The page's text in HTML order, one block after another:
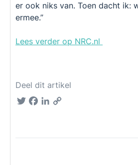
er ook niks van. Toen dacht ik:
ermee.”
Lees verder op NRC.nl
Deel dit artikel
TwitterFacebook
LinkedIn